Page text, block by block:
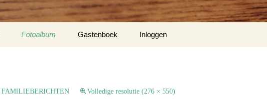
Fotoalbum Gastenboek
Inloggen
FAMILIEBERICHTEN Volledige resolutie (276 × 550)